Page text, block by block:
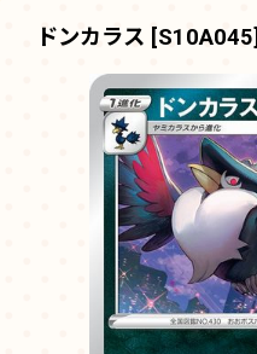
ドンカラス [S10A045]